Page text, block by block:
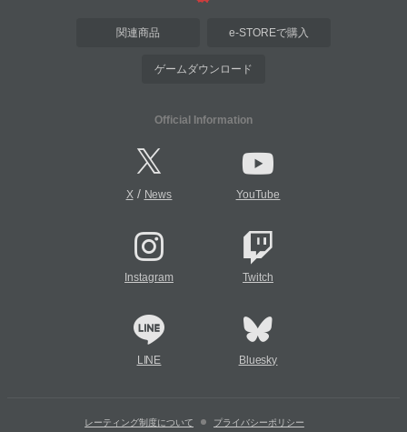
関連商品 e-STOREで購入
ゲームダウンロード
Official Information
X/ News YouTube
Instagram Twitch
LINE Bluesky
レーティング制度について プライバシーポリシー